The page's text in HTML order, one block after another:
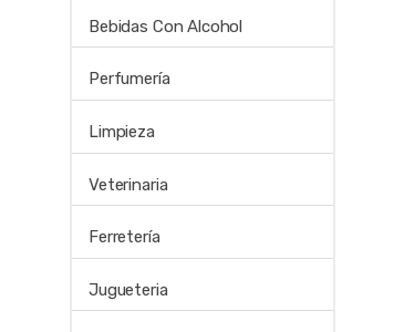
Bebidas Con Alcohol
Perfumería
Limpieza
Veterinaria
Ferretería
Jugueteria